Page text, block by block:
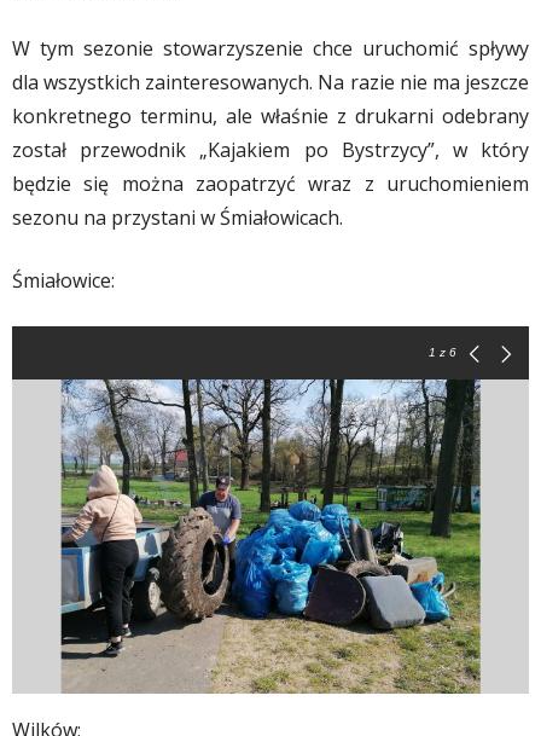
W tym sezonie stowarzyszenie chce uruchomić spływy
dla wszystkich zainteresowanych. Na razie nie ma jeszcze
konkretnego terminu, ale właśnie z drukarni odebrany
został przewodnik „Kajakiem po Bystrzycy”, w który
będzie się można zaopatrzyć wraz z uruchomieniem
sezonu na przystani w Śmiałowicach.
Śmiałowice:
1 z 6
Wilków: